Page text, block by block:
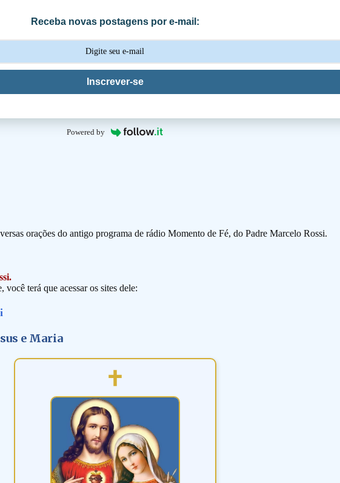
Receba novas postagens por e-mail:
Inscrever-se
Powered by
orações do antigo programa de rádio Momento de Fé, do Padre Marcelo Rossi.
você terá que acessar os sites dele:
e Maria